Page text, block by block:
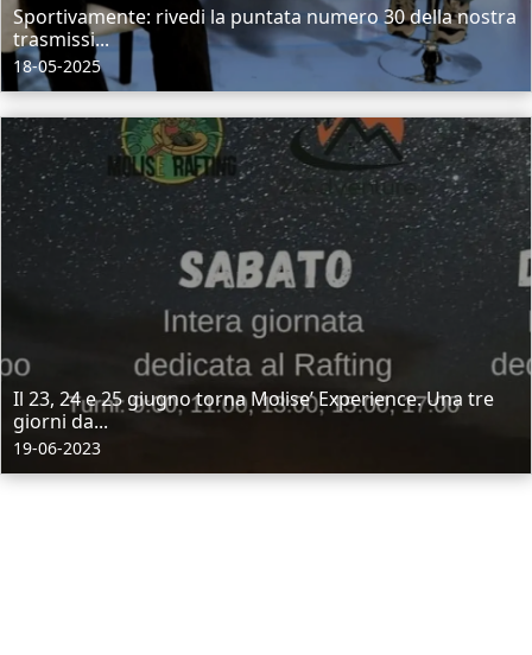
Sportivamente: rivedi la puntata numero 30 della nostra
trasmissi...
18-05-2025
Il 23, 24 e 25 giugno torna Molise’ Experience. Una tre
giorni da...
19-06-2023